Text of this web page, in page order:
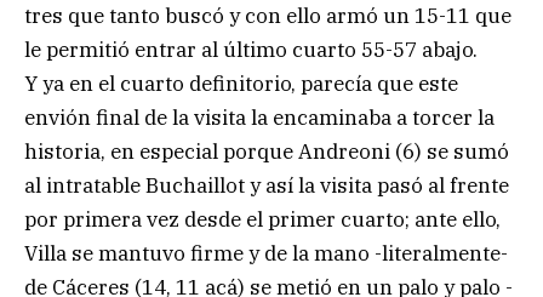
tres que tanto buscó y con ello armó un 15-11 que
le permitió entrar al último cuarto 55-57 abajo.
Y ya en el cuarto definitorio, parecía que este
envión final de la visita la encaminaba a torcer la
historia, en especial porque Andreoni (6) se sumó
al intratable Buchaillot y así la visita pasó al frente
por primera vez desde el primer cuarto; ante ello,
Villa se mantuvo firme y de la mano -literalmente-
de Cáceres (14, 11 acá) se metió en un palo y palo -